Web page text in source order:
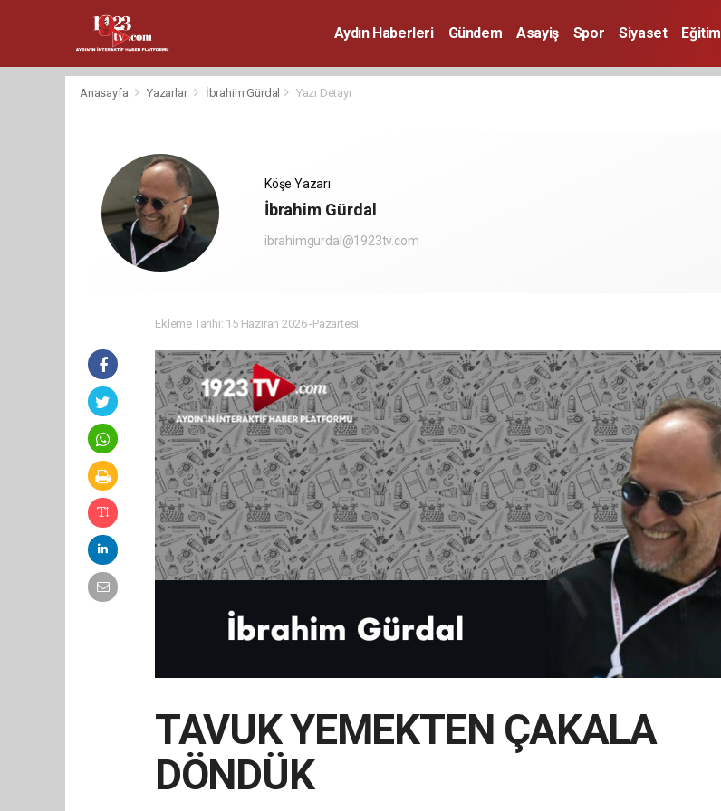
Aydın Haberleri Gündem Asayiş Spor Siyaset Eğitim
Anasayfa Yazarlar İbrahim Gürdal Yazı Detayı
Köşe Yazarı
İbrahim Gürdal
ibrahimgurdal@1923tv.com
Ekleme Tarihi: 15 Haziran 2026 -Pazartesi
TAVUK YEMEKTEN ÇAKALA
DÖNDÜK